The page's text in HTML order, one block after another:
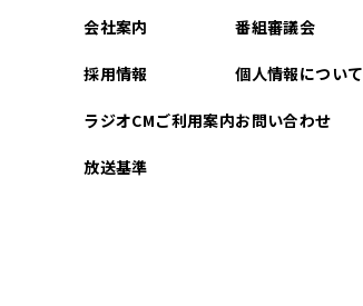
2024年01月
会社案内
採用情報
ラジオCMご利用案内
放送基準
番組審議会
個人情報について
お問い合わせ